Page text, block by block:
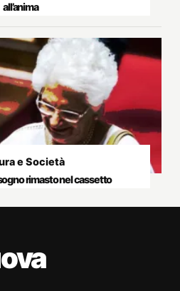
all’anima
e Società
rimasto nel cassetto